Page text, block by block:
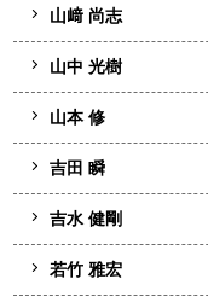
山﨑 尚志
山中 光樹
山本 修
吉田 瞬
吉水 健剛
若竹 雅宏